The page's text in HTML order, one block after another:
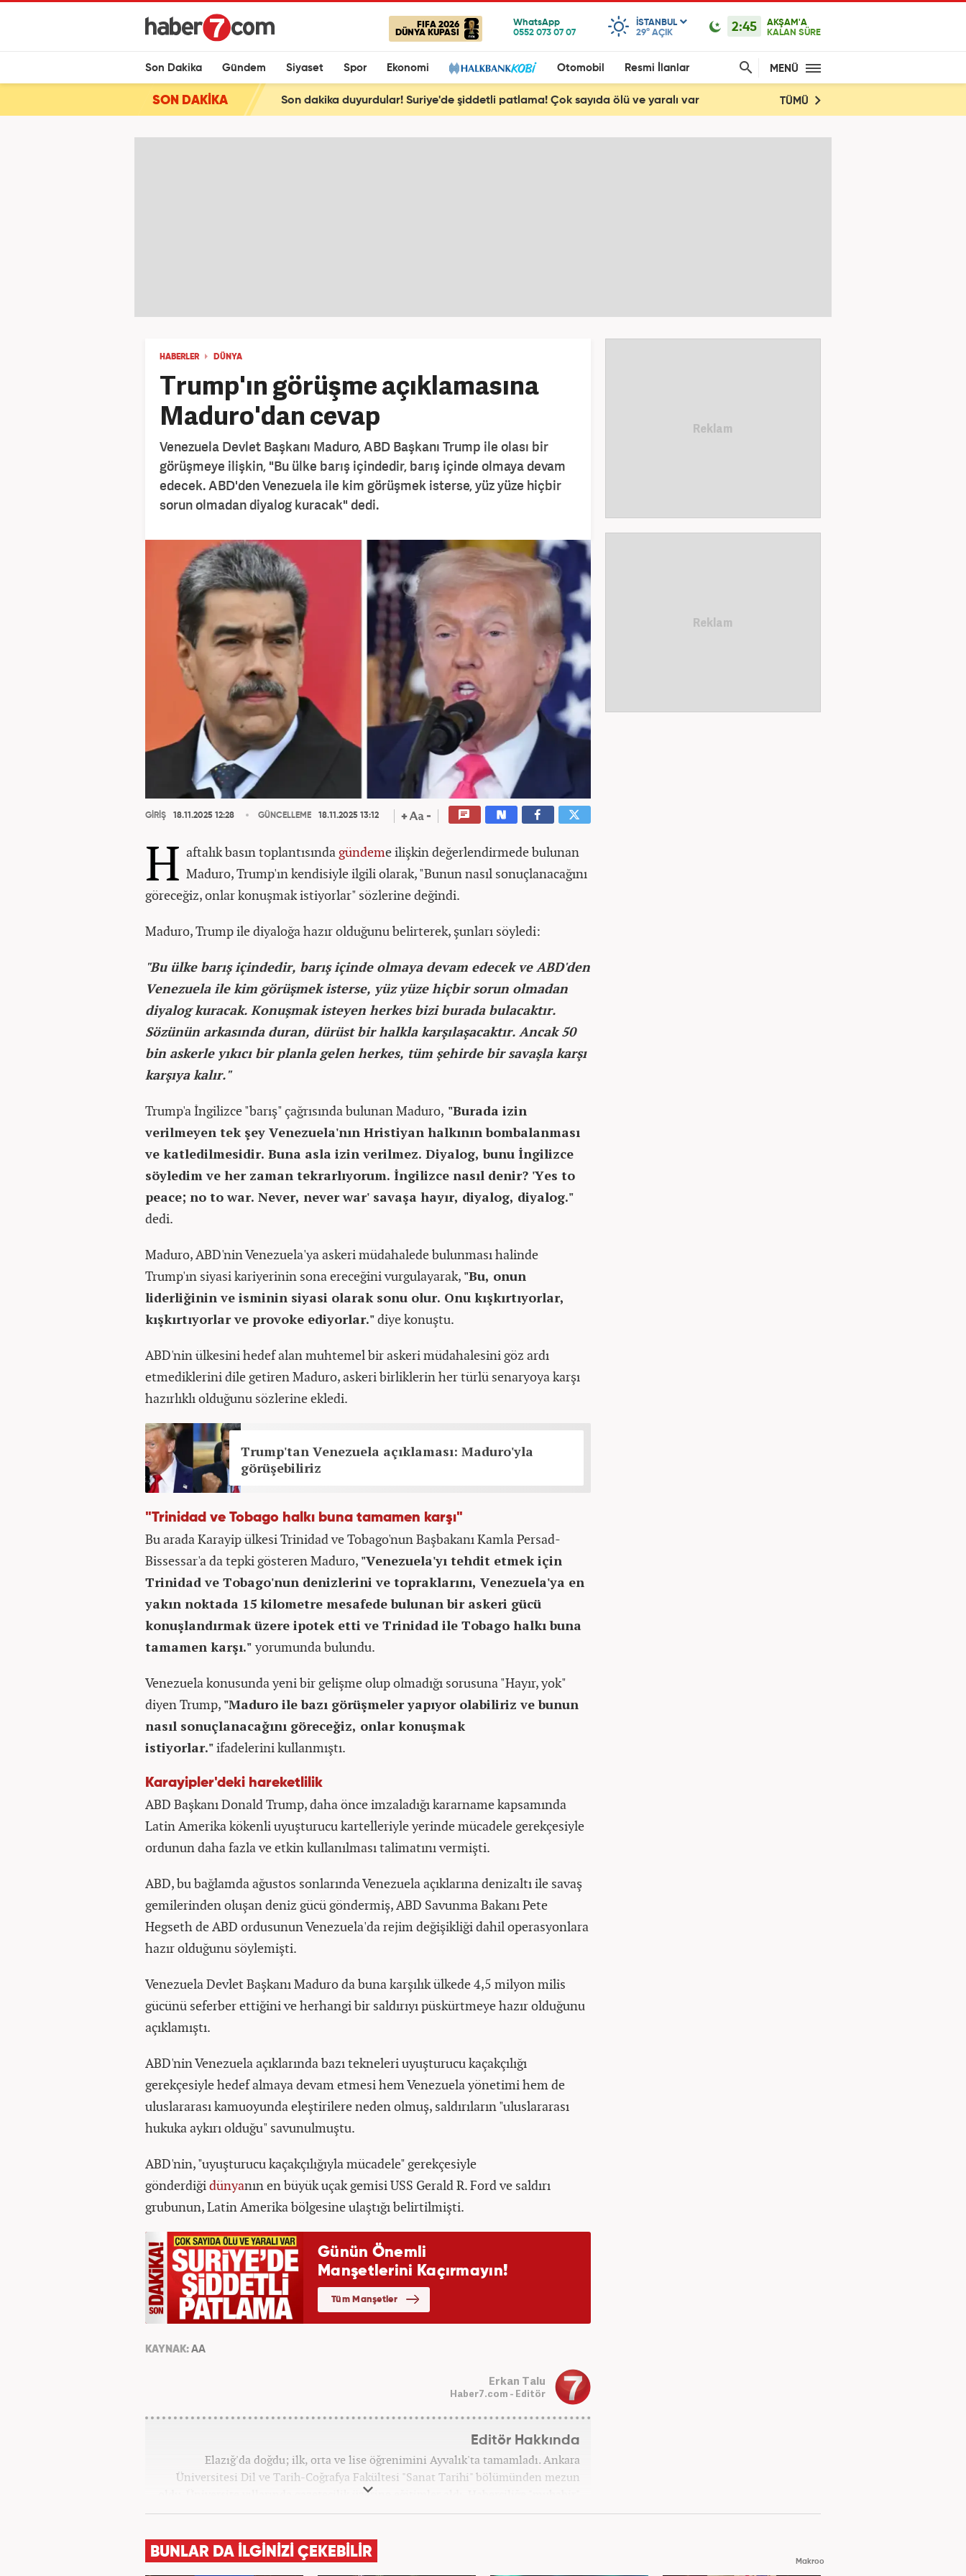
FIFA 2026
DÜNYA KUPASI
ISTANBUL
29° AÇIK 2:45
AKŞAM'A
KALAN SÜRE
Son Dakika Gündem Siyaset Spor Ekonomi Otomobil Resmi İlanlar MENÜ
SON DAKİKA Son dakika duyurdular! Suriye'de şiddetli patlama! Çok sayıda ölü ve yaralı var TÜMÜ
HABERLER DÜNYA
Trump'ın görüşme açıklamasına
Maduro'dan cevap
Venezuela Devlet Başkanı Maduro, ABD Başkanı Trump ile olası bir
görüşmeye ilişkin, "Bu ülke barış içindedir, barış içinde olmaya devam
edecek. ABD'den Venezuela ile kim görüşmek isterse, yüz yüze hiçbir
sorun olmadan diyalog kuracak" dedi.
GİRİŞ 18.11.2025 12:28 GÜNCELLEME 18.11.2025 13:12
H aftalık basın toplantısında gündeme ilişkin değerlendirmede bulunan
Maduro, Trump'ın kendisiyle ilgili olarak, "Bunun nasıl sonuçlanacağını
göreceğiz, onlar konuşmak istiyorlar" sözlerine değindi.
Maduro, Trump ile diyaloğa hazır olduğunu belirterek, şunları söyledi:
"Bu ülke barış içindedir, barış içinde olmaya devam edecek ve ABD'den
Venezuela ile kim görüşmek isterse, yüz yüze hiçbir sorun olmadan
diyalog kuracak. Konuşmak isteyen herkes bizi burada bulacaktır.
Sözünün arkasında duran, dürüst bir halkla karşılaşacaktır. Ancak 50
bin askerle yıkıcı bir planla gelen herkes, tüm şehirde bir savaşla karşı
karşıya kalır."
Trump'a İngilizce "barış" çağrısında bulunan Maduro, "Burada izin
verilmeyen tek şey Venezuela'nın Hristiyan halkının bombalanması
ve katledilmesidir. Buna asla izin verilmez. Diyalog, bunu İngilizce
söyledim ve her zaman tekrarlıyorum. İngilizce nasıl denir? 'Yes to
peace; no to war. Never, never war' savaşa hayır, diyalog, diyalog."
dedi.
Maduro, ABD'nin Venezuela'ya askeri müdahalede bulunması halinde
Trump'ın siyasi kariyerinin sona ereceğini vurgulayarak, "Bu, onun
liderliğinin ve isminin siyasi olarak sonu olur. Onu kışkırtıyorlar,
kışkırtıyorlar ve provoke ediyorlar."diye konuştu.
ABD'nin ülkesini hedef alan muhtemel bir askeri müdahalesini göz ardı
etmediklerini dile getiren Maduro, askeri birliklerin her türlü senaryoya karşı
hazırlıklı olduğunu sözlerine ekledi.
Trump'tan Venezuela açıklaması: Maduro'yla
görüşebiliriz
"Trinidad ve Tobago halkı buna tamamen karşı"
Bu arada Karayip ülkesi Trinidad ve Tobago'nun Başbakanı Kamla Persad-
Bissessar'a da tepki gösteren Maduro, "Venezuela'yı tehdit etmek için
Trinidad ve Tobago'nun denizlerini ve topraklarını, Venezuela'ya en
yakın noktada 15 kilometre mesafede bulunan bir askeri gücü
konuşlandırmak üzere ipotek etti ve Trinidad ile Tobago halkı buna
tamamen karşı." yorumunda bulundu.
Venezuela konusunda yeni bir gelişme olup olmadığı sorusuna "Hayır, yok"
diyen Trump, "Maduro ile bazı görüşmeler yapıyor olabiliriz ve bunun
nasıl sonuçlanacağını göreceğiz, onlar konuşmak
istiyorlar."ifadelerini kullanmıştı.
Karayipler'deki hareketlilik
ABD Başkanı Donald Trump, daha önce imzaladığı kararname kapsamında
Latin Amerika kökenli uyuşturucu kartelleriyle yerinde mücadele gerekçesiyle
ordunun daha fazla ve etkin kullanılması talimatını vermişti.
ABD, bu bağlamda ağustos sonlarında Venezuela açıklarına denizaltı ile savaş
gemilerinden oluşan deniz gücü göndermiş, ABD Savunma Bakanı Pete
Hegseth de ABD ordusunun Venezuela'da rejim değişikliği dahil operasyonlara
hazır olduğunu söylemişti.
Venezuela Devlet Başkanı Maduro da buna karşılık ülkede 4,5 milyon milis
gücünü seferber ettiğini ve herhangi bir saldırıyı püskürtmeye hazır olduğunu
açıklamıştı.
ABD'nin Venezuela açıklarında bazı tekneleri uyuşturucu kaçakçılığı
gerekçesiyle hedef almaya devam etmesi hem Venezuela yönetimi hem de
uluslararası kamuoyunda eleştirilere neden olmuş, saldırıların "uluslararası
hukuka aykırı olduğu" savunulmuştu.
ABD'nin, "uyuşturucu kaçakçılığıyla mücadele" gerekçesiyle
gönderdiğidünyanın en büyük uçak gemisi USS Gerald R. Ford ve saldırı
grubunun, Latin Amerika bölgesine ulaştığı belirtilmişti.
KAYNAK: AA
Erkan Talu
Haber7.com - Editör
Editör Hakkında
Elazığ'da doğdu; ilk, orta ve lise öğrenimini Ayvalık'ta tamamladı. Ankara
Üniversitesi Dil ve Tarih-Coğrafya Fakültesi "Sanat Tarihi" bölümünden mezun
oldu. Üniversite yıllarında gazetecilik üzerine eğitimler aldı. Haberciliğe "muhabir"
olarak Kanal 7'de başladı; daha sonra Haber 7'ye geçti. Kariyerine, Haber7'de
BUNLAR DA İLGİNİZİ ÇEKEBİLİR
Makroo